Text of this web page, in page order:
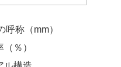
称（mm）
％）